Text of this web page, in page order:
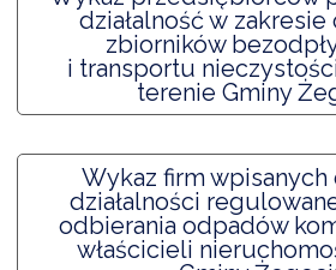
działalność w zakresie
zbiorników
i transportu
terenie Gminy
Wykaz firm
działalności
odbierania odpadów
właścicieli